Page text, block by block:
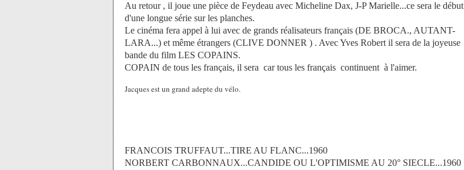
Au retour , il joue une pièce de Feydeau avec Micheline Dax, J-P Marielle...ce sera le début
d'une longue série sur les planches.
Le cinéma fera appel à lui avec de grands réalisateurs français (DE BROCA., AUTANT-
LARA...) et même étrangers (CLIVE DONNER ) . Avec Yves Robert il sera de la joyeuse
bande du film LES COPAINS.
COPAIN de tous les français, il sera car tous les français continuent à l'aimer.
Jacques est un grand adepte du vélo.
FRANCOIS TRUFFAUT...TIRE AU FLANC...1960
NORBERT CARBONNAUX...CANDIDE OU L'OPTIMISME AU 20° SIECLE...1960